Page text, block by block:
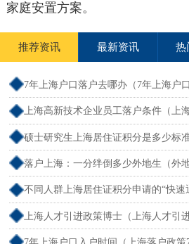
家庭安置方案。
推荐资讯 最新资讯 热
7年上海户口落户去哪办（7年上海户
上海高新技术企业员工落户条件（上
户）
硕士研究生上海居住证积分是多少标
积分）
落户上海：一分绊倒多少外地生（外
孩可以考上海大学吗）
不同人群上海居住证积分申请的“快速
上海人才引进政策博士（上海人才引